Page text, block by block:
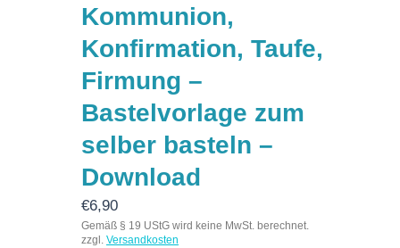
Kommunion,
Konfirmation, Taufe,
Firmung –
Bastelvorlage zum
selber basteln –
Download
€6,90
Gemäß § 19 UStG wird keine MwSt. berechnet.
zzgl. Versandkosten